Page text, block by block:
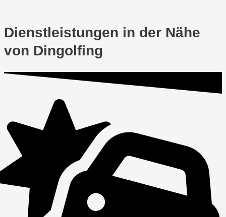
Dienstleistungen in der Nähe
von Dingolfing